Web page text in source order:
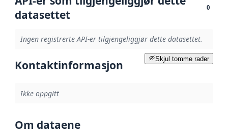
datasettet
0
Ingen registrerte API-er tilgjengeliggjør dette datasettet.
Skjul tomme rader
Kontaktinformasjon
Ikke oppgitt
Om dataene